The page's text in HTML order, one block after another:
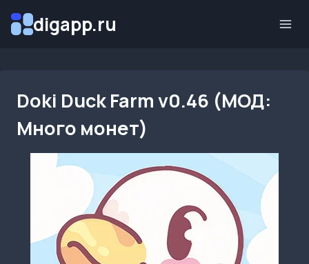
digapp.ru
Doki Duck Farm v0.46 (МОД:
Много монет)